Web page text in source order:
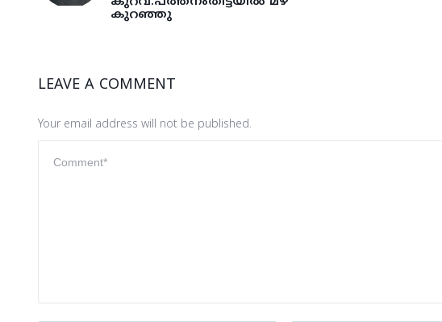
കുറഞ്ഞു
LEAVE A COMMENT
Your email address will not be published.